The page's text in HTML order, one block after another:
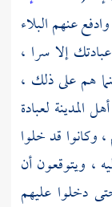
عنهم البلاء
إلا سرا ،
هم على ذلك ،
المدينة لعبادة
وكانوا قد خلوا
، ويتوقعون أن
دخلوا عليهم